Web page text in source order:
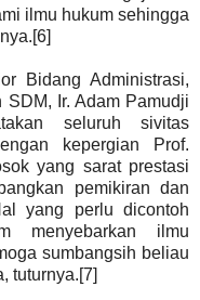
ilmu hukum sehingga
Bidang Administrasi,
Ir. Adam Pamudji
seluruh sivitas
kepergian Prof.
yang sarat prestasi
pemikiran dan
yang perlu dicontoh
menyebarkan ilmu
sumbangsih beliau
tuturnya.[7]